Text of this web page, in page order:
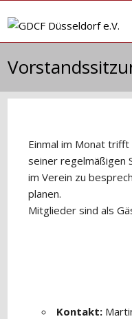
Inhalt
Einmal im Monat
seiner regelmäßigen
im Verein zu
planen.
Mitglieder sind als
Kontakt: